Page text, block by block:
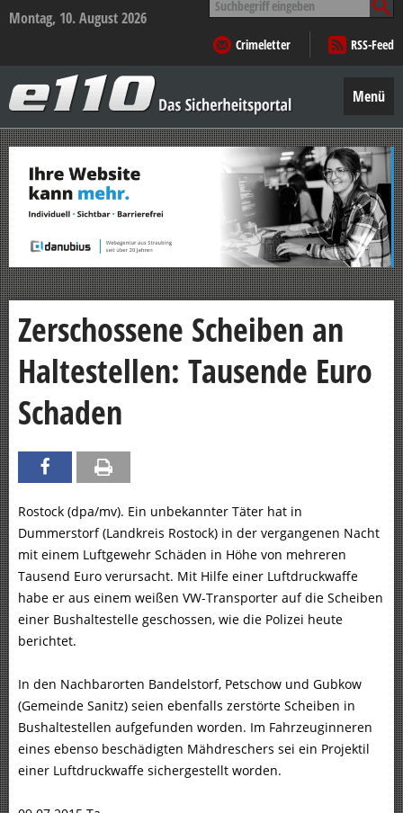
Montag, 10. August 2026
nach:
Crimeletter
RSS-Feed
–
Das
Sicherheitsportal
Menü
Zum
Inhalt
springen
Zerschossene Scheiben an
Haltestellen: Tausende Euro
Schaden
Rostock (dpa/mv). Ein unbekannter Täter hat in
Dummerstorf (Landkreis Rostock) in der vergangenen Nacht
mit einem Luftgewehr Schäden in Höhe von mehreren
Tausend Euro verursacht. Mit Hilfe einer Luftdruckwaffe
habe er aus einem weißen VW-Transporter auf die Scheiben
einer Bushaltestelle geschossen, wie die Polizei heute
berichtet.
In den Nachbarorten Bandelstorf, Petschow und Gubkow
(Gemeinde Sanitz) seien ebenfalls zerstörte Scheiben in
Bushaltestellen aufgefunden worden. Im Fahrzeuginneren
eines ebenso beschädigten Mähdreschers sei ein Projektil
einer Luftdruckwaffe sichergestellt worden.